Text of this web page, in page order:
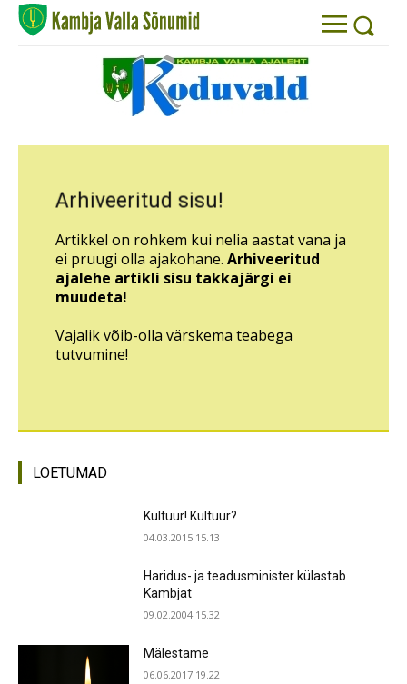
Arhiveeritud sisu!
Artikkel on rohkem kui nelia aastat vana ja
ei pruugi olla ajakohane. Arhiveeritud
ajalehe artikli sisu takkajärgi ei
muudeta!
Vajalik võib-olla värskema teabega
tutvumine!
LOETUMAD
Kultuur! Kultuur?
04.03.2015 15.13
Haridus- ja teadusminister külastab
Kambjat
09.02.2004 15.32
Mälestame
06.06.2017 19.22